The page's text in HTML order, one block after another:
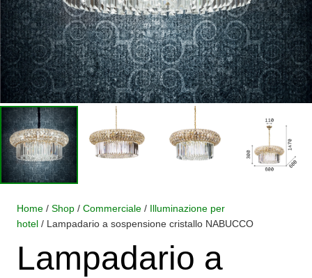
Home / Shop / Commerciale / Illuminazione per
hotel / Lampadario a sospensione cristallo NABUCCO
Lampadario a